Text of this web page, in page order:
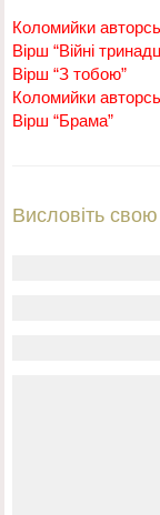
Коломийки
Вірш “Війні
Вірш “З тобою”
Коломийки
Вірш “Брама”
Висловіть